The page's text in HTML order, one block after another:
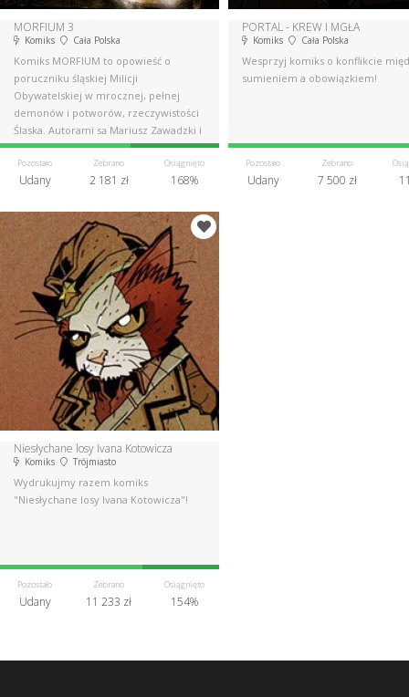
MORFIUM 3
Komiks Cała Polska
Komiks MORFIUM to opowieść o
poruczniku śląskiej Milicji
Obywatelskiej w mrocznej, pełnej
demonów i potworów, rzeczywistości
Śląska. Autorami są Mariusz Zawadzki i
Dismas.
Pozostało
Udany
Zebrano
2 181 zł
Osiągnięto
168%
PORTAL - KREW I MGŁA
Komiks Cała Polska
Wesprzyj komiks o konflikcie
sumieniem a obowiązkiem!
Pozostało
Udany
Zebrano
7 500 zł
Niesłychane losy Ivana Kotowicza
Komiks Trójmiasto
Wydrukujmy razem komiks
"Niesłychane losy Ivana Kotowicza"!
Pozostało
Udany
Zebrano
11 233 zł
Osiągnięto
154%